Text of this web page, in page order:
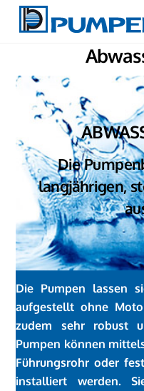
Skip
Die
langjährigen,
Die Pumpen lassen
aufgestellt ohne
zudem sehr robust
Pumpen können
Führungsrohr oder
installiert werden.